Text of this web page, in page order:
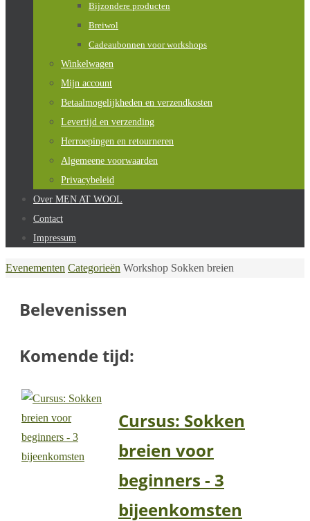
Bijzondere producten
Breiwol
Cadeaubonnen voor workshops
Winkelwagen
Mijn account
Betaalmogelijkheden en verzendkosten
Levertijd en verzending
Herroepingen en retourneren
Algemeene voorwaarden
Privacybeleid
Over MEN AT WOOL
Contact
Impressum
Home
Evenementen Categorieën Workshop Sokken breien
Belevenissen
Komende tijd:
Cursus: Sokken
breien voor
beginners - 3
bijeenkomsten